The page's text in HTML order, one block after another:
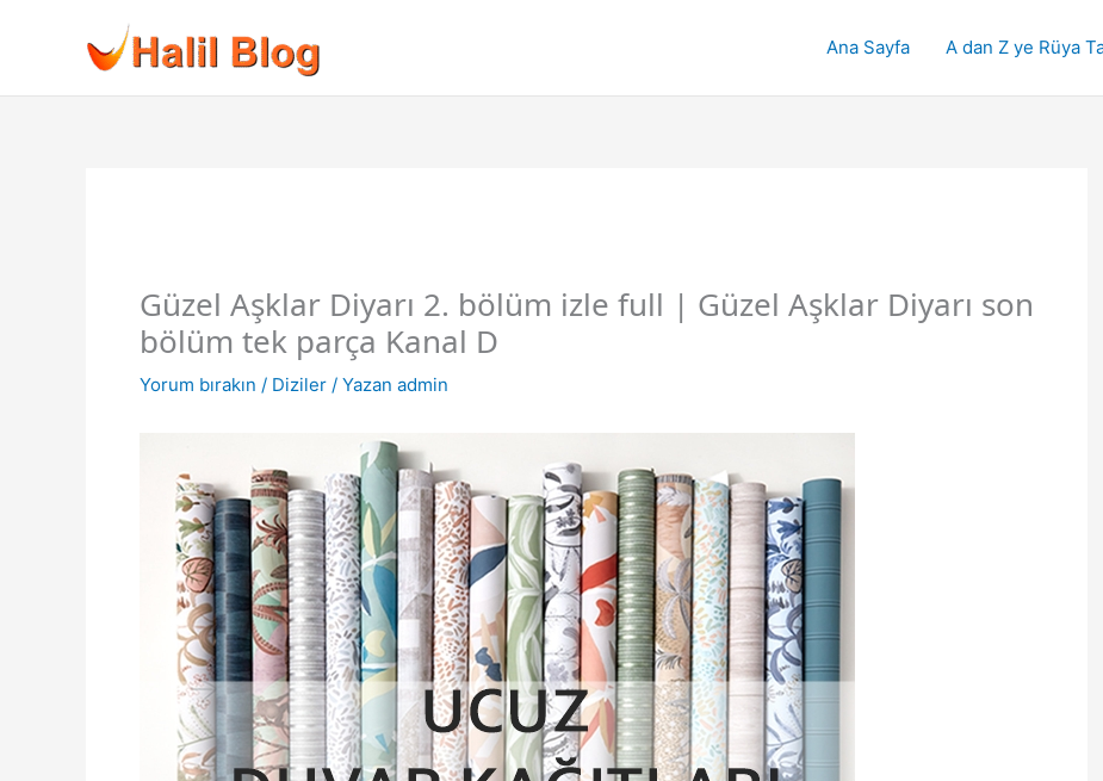
Ana Sayfa A dan Z ye Rüya
Güzel Aşklar Diyarı 2. bölüm izle full | Güzel Aşklar Diyarı son
bölüm tek parça Kanal D
Yorum bırakın / Diziler / Yazan admin